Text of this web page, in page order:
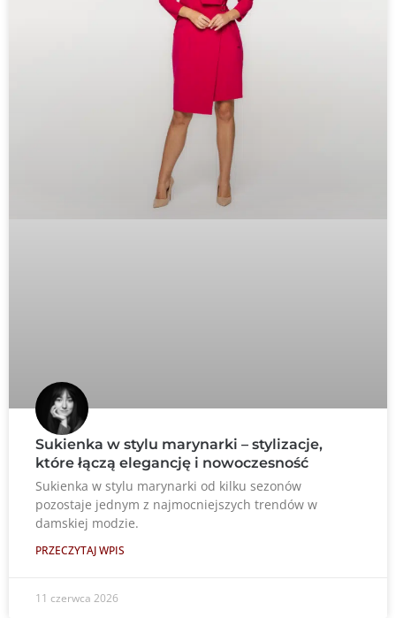
Sukienka w stylu marynarki – stylizacje,
które łączą elegancję i nowoczesność
Sukienka w stylu marynarki od kilku sezonów
pozostaje jednym z najmocniejszych trendów w
damskiej modzie.
PRZECZYTAJ WPIS
11 czerwca 2026